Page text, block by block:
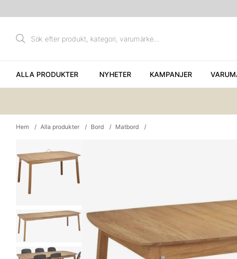
ALLA PRODUKTER NYHETER KAMPANJER
Hem Alla produkter Bord Matbord